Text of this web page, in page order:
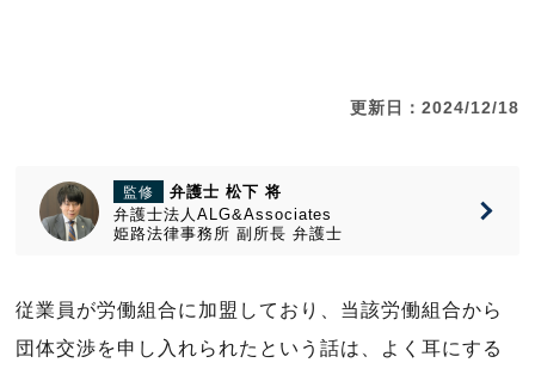
更新日：2024/12/18
監修
弁護士 松下 将
弁護士法人ALG&Associates
姫路法律事務所 副所長 弁護士
従業員が労働組合に加盟しており、当該労働組合から
団体交渉を申し入れられたという話は、よく耳にする